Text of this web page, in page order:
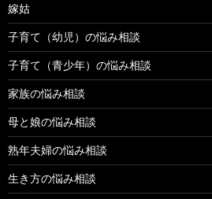
嫁姑
子育て（幼児）の悩み相談
子育て（青少年）の悩み相談
家族の悩み相談
母と娘の悩み相談
熟年夫婦の悩み相談
生き方の悩み相談